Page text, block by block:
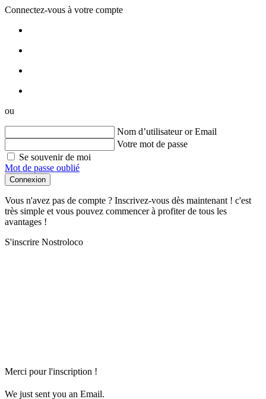
Connectez-vous à votre compte
ou
Nom d’utilisateur or Email
Votre mot de passe
Se souvenir de moi
Mot de passe oublié
Connexion
Vous n'avez pas de compte ? Inscrivez-vous dès maintenant ! c'est
très simple et vous pouvez commencer à profiter de tous les
avantages !
S'inscrire Nostroloco
Merci pour l'inscription !
We just sent you an Email.